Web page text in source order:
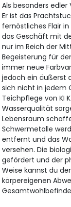
Als besonders
Er ist das
fernöstliches Flair
das Geschäft mit
nur im Reich der
Begeisterung für
immer neue
jedoch ein äußerst
sich nicht in jedem
Teichpflege von KI
Wasserqualität
Lebensraum
Schwermetalle
entfernt und das
versehen. Die
gefördert und der
Weise kannst du
körpereigenen